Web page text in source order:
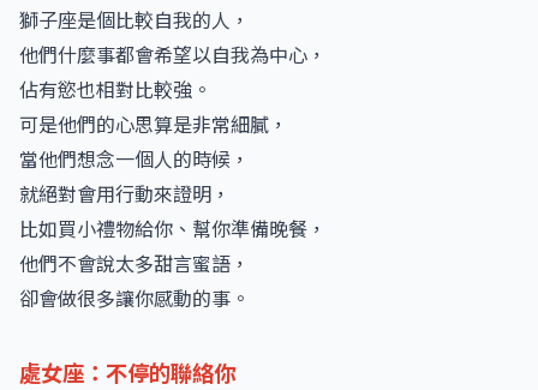
獅子座是個比較自我的人，
他們什麼事都會希望以自我為中心，
佔有慾也相對比較強。
可是他們的心思算是非常細膩，
當他們想念一個人的時候，
就絕對會用行動來證明，
比如買小禮物給你、幫你準備晚餐，
他們不會說太多甜言蜜語，
卻會做很多讓你感動的事。
處女座：不停的聯絡你